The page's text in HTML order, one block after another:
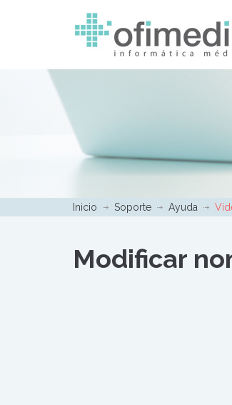
Inicio Soporte Ayuda
Modificar